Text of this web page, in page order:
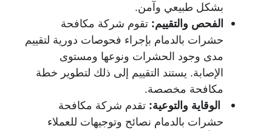
بشكل طبيعي وآمن.
الفحص والتقييم: تقوم شركة مكافحة
حشرات بالدمام بإجراء فحوصات دورية لتقييم
مدى وجود الحشرات ونوعها ومستوى
الإصابة. يستند التقييم إلى ذلك لتطوير خطة
مكافحة مخصصة.
الوقاية والتوعية: تقدم شركة مكافحة
حشرات بالدمام نصائح وتوجيهات للعملاء